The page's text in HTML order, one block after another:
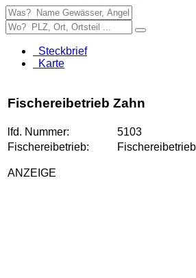
Steckbrief
Karte
Fischereibetrieb Zahn
lfd. Nummer:
5103
Fischereibetrieb:
ANZEIGE